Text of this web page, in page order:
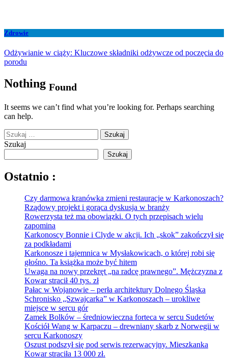
Zdrowie
Odżywianie w ciąży: Kluczowe składniki odżywcze od poczęcia do
porodu
Nothing Found
It seems we can’t find what you’re looking for. Perhaps searching
can help.
Szukaj:
Szukaj
Szukaj
Ostatnio :
Czy darmowa kranówka zmieni restauracje w Karkonoszach?
Rządowy projekt i gorąca dyskusja w branży
Rowerzysta też ma obowiązki. O tych przepisach wielu
zapomina
Karkonoscy Bonnie i Clyde w akcji. Ich „skok” zakończył się
za podkładami
Karkonosze i tajemnica w Mysłakowicach, o której robi się
głośno. Ta książka może być hitem
Uwaga na nowy przekręt „na radcę prawnego”. Mężczyzna z
Kowar stracił 40 tys. zł
Pałac w Wojanowie – perła architektury Dolnego Śląska
Schronisko „Szwajcarka” w Karkonoszach – urokliwe
miejsce w sercu gór
Zamek Bolków – średniowieczna forteca w sercu Sudetów
Kościół Wang w Karpaczu – drewniany skarb z Norwegii w
sercu Karkonoszy
Oszust podszył się pod serwis rezerwacyjny. Mieszkanka
Kowar straciła 13 000 zł.